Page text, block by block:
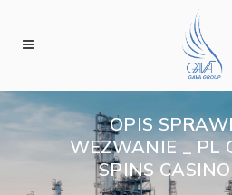
OPIS
WEZWANIE _ PL
SPINS